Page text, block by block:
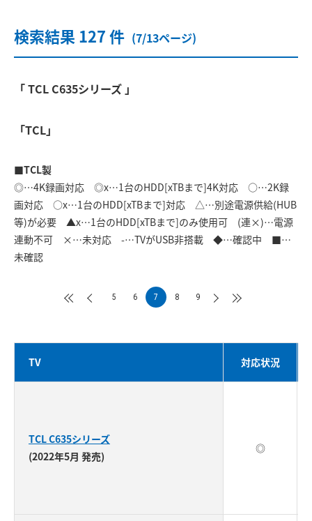
検索結果 127 件 (7/13ページ)
「 TCL C635シリーズ 」
「TCL」
■TCL製
◎…4K録画対応 ◎x…1台のHDD[xTBまで]4K対応 ○…2K録
画対応 ○x…1台のHDD[xTBまで]対応 △…別途電源供給(HUB
等)が必要 ▲x…1台のHDD[xTBまで]のみ使用可 (連×)…電源
連動不可 ×…未対応 -…TVがUSB非搭載 ◆…確認中 ■…
未確認
5 6 7 8 9
TV 対応状況
TCL C635シリーズ
(2022年5月 発売)
◎